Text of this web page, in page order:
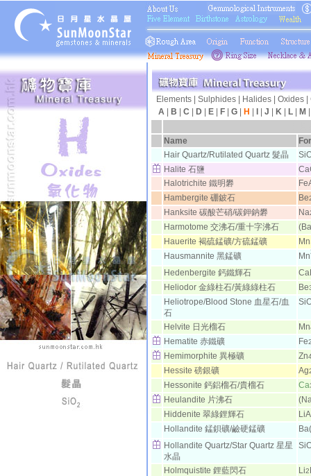
Elements Sulphides Halides Oxides
A
B C D E F G H J K L M
Name
Hair Quartz/Rutilated Quartz 髮晶
Halite 石鹽
Halotrichite 鐵明礬
Hambergite 硼鈹石
Be
Hanksite 碳酸芒硝/碳鉀鈉礬 Na
Harmotome 交沸石/重十字沸石
(Ba
Hauerite 褐硫錳礦/方硫錳礦
Hausmannite 黑錳礦
Mn
Hedenbergite 鈣鐵輝石
Heliodor 金綠柱石/黃綠綠柱石
Be
Heliotrope/Blood Stone 血星石/血
石
Helvite 日光榴石 Mn
Hematite 赤鐵礦 Fe
Hemimorphite 異極礦 Zn
Hessite 磅銀礦 Ag
Hessonite 鈣鋁榴石/貴榴石 Ca
Heulandite 片沸石
Hiddenite 翠綠鋰輝石
Hollandite 錳鋇礦/鹼硬錳礦
Hollandite Quartz/Star Quartz 星星
水晶
Holmquistite 鋰藍閃石 Li2